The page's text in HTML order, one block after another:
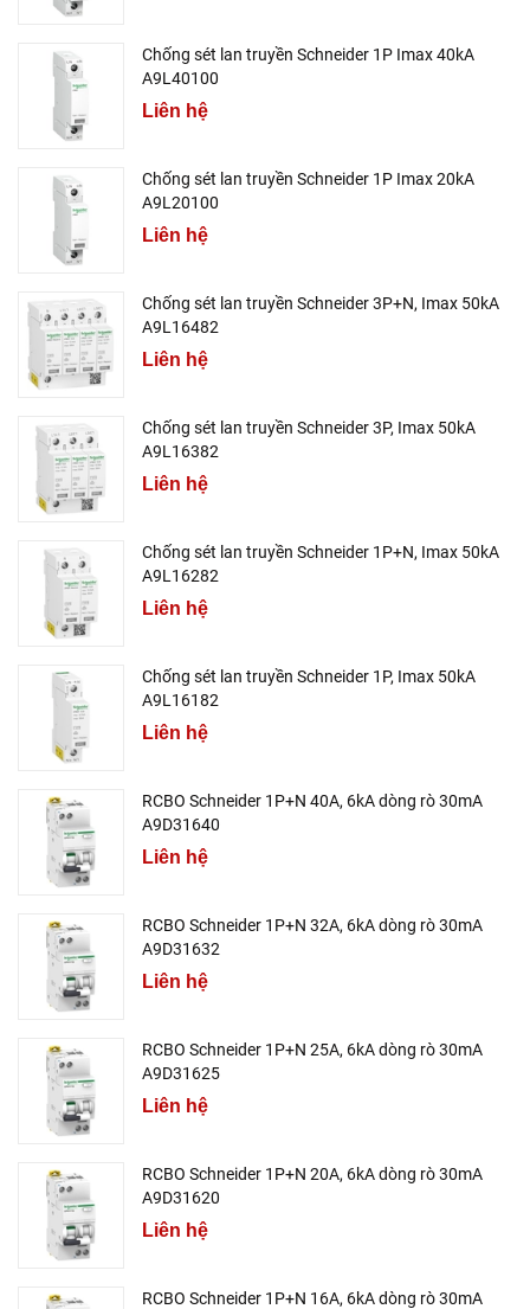
Chống sét lan truyền Schneider 1P Imax 40kA
A9L40100
Liên hệ
Chống sét lan truyền Schneider 1P Imax 20kA
A9L20100
Liên hệ
Chống sét lan truyền Schneider 3P+N, Imax 50kA
A9L16482
Liên hệ
Chống sét lan truyền Schneider 3P, Imax 50kA
A9L16382
Liên hệ
Chống sét lan truyền Schneider 1P+N, Imax 50kA
A9L16282
Liên hệ
Chống sét lan truyền Schneider 1P, Imax 50kA
A9L16182
Liên hệ
RCBO Schneider 1P+N 40A, 6kA dòng rò 30mA
A9D31640
Liên hệ
RCBO Schneider 1P+N 32A, 6kA dòng rò 30mA
A9D31632
Liên hệ
RCBO Schneider 1P+N 25A, 6kA dòng rò 30mA
A9D31625
Liên hệ
RCBO Schneider 1P+N 20A, 6kA dòng rò 30mA
A9D31620
Liên hệ
RCBO Schneider 1P+N 16A, 6kA dòng rò 30mA